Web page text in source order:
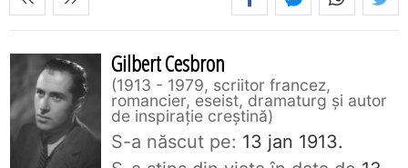
Gilbert Cesbron
1913 - 1979, scriitor francez,
romancier, eseist, dramaturg și autor
de inspirație creștină
S-a născut pe: 13 jan 1913.